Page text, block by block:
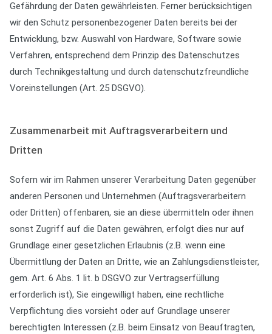
Gefährdung der Daten gewährleisten. Ferner berücksichtigen
wir den Schutz personenbezogener Daten bereits bei der
Entwicklung, bzw. Auswahl von Hardware, Software sowie
Verfahren, entsprechend dem Prinzip des Datenschutzes
durch Technikgestaltung und durch datenschutzfreundliche
Voreinstellungen (Art. 25 DSGVO).
Zusammenarbeit mit Auftragsverarbeitern und
Dritten
Sofern wir im Rahmen unserer Verarbeitung Daten gegenüber
anderen Personen und Unternehmen (Auftragsverarbeitern
oder Dritten) offenbaren, sie an diese übermitteln oder ihnen
sonst Zugriff auf die Daten gewähren, erfolgt dies nur auf
Grundlage einer gesetzlichen Erlaubnis (z.B. wenn eine
Übermittlung der Daten an Dritte, wie an Zahlungsdienstleister,
gem. Art. 6 Abs. 1 lit. b DSGVO zur Vertragserfüllung
erforderlich ist), Sie eingewilligt haben, eine rechtliche
Verpflichtung dies vorsieht oder auf Grundlage unserer
berechtigten Interessen (z.B. beim Einsatz von Beauftragten,